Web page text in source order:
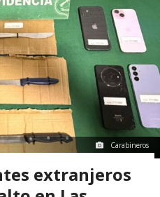
Carabineros
extranjeros